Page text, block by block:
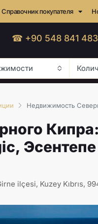
Справочник покупателя
☎ +90 548 841
Недвижимость
ilçesi, Kuzey Kıbrıs,